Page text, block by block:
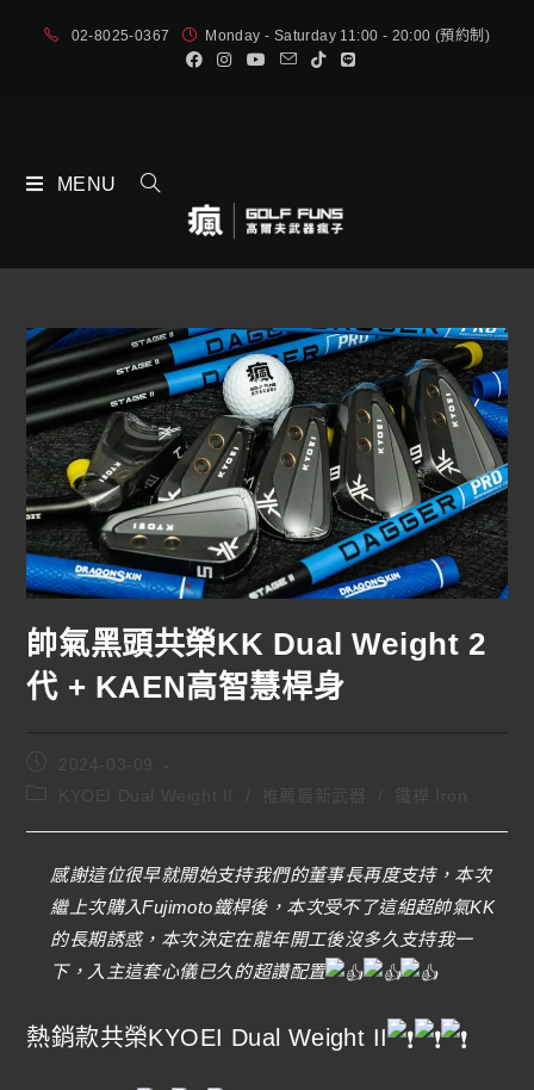
02-8025-0367 Monday - Saturday 11:00 - 20:00 (預約制)
MENU
帥氣黑頭共榮KK Dual Weight 2
代 + KAEN高智慧桿身
2024-03-09
鐵桿 Iron
感謝這位很早就開始支持我們的董事長再度支持，本次
繼上次購入Fujimoto鐵桿後，本次受不了這組超帥氣KK
的長期誘惑，本次決定在龍年開工後沒多久支持我一
下，入主這套心儀已久的超讚配置
熱銷款共榮KYOEI Dual Weight II